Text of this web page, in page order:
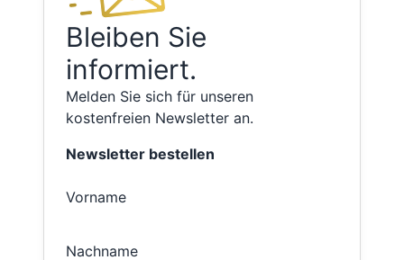
Bleiben Sie
informiert.
Melden Sie sich für unseren
kostenfreien Newsletter an.